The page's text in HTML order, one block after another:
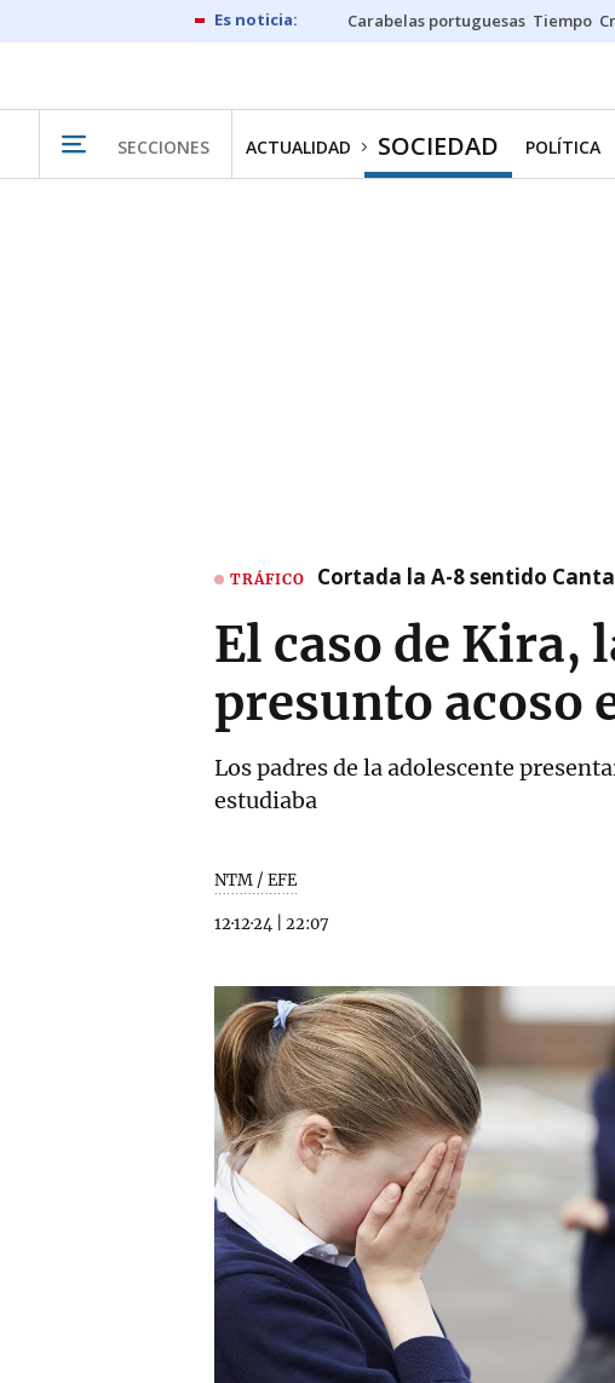
Carabelas portuguesas Tiempo
SECCIONES ACTUALIDAD SOCIEDAD POLÍTICA
TRÁFICO Cortada la A-8 sentido
El caso de Kira,
presunto acoso
Los padres de la adolescente
estudiaba
NTM / EFE
12·12·24 22:07